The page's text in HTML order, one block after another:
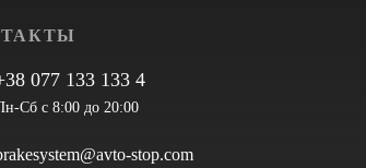
077 133 133 4
Сб с 8:00 до 20:00
stop.com